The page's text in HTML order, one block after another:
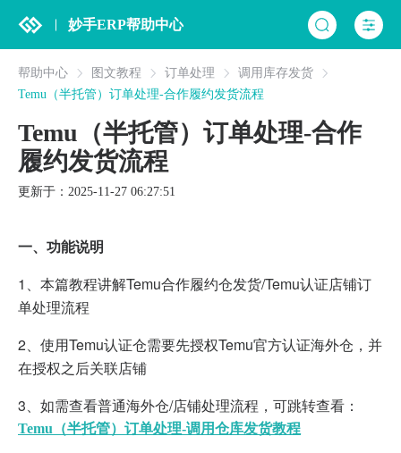
妙手ERP帮助中心
帮助中心 图文教程 订单处理
调用库存发货
Temu（半托管）订单处理-合作履约发货流程
Temu（半托管）订单处理-合作
履约发货流程
更新于：2025-11-27 06:27:51
一、功能说明
1、本篇教程讲解Temu合作履约仓发货/Temu认证店铺订
单处理流程
2、使用Temu认证仓需要先授权Temu官方认证海外仓，并
在授权之后关联店铺
3、如需查看普通海外仓/店铺处理流程，可跳转查看：
Temu（半托管）订单处理-调用仓库发货教程